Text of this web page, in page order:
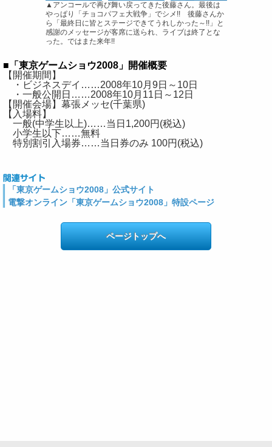
▲アンコールで再び舞い戻ってきた後藤さん。最後は
やっぱり「チョコパフェ大戦争」でシメ!! 後藤さんか
ら「最終日に皆とステージできてうれしかった～!!」と
感謝のメッセージが客席に送られ、ライブは終了とな
った。ではまた来年!!
■「東京ゲームショウ2008」開催概要
【開催期間】
・ビジネスデイ……2008年10月9日～10日
・一般公開日……2008年10月11日～12日
【開催会場】幕張メッセ(千葉県)
【入場料】
一般(中学生以上)……当日1,200円(税込)
小学生以下……無料
特別割引入場券……当日券のみ 100円(税込)
「東京ゲームショウ2008」公式サイト
電撃オンライン「東京ゲームショウ2008」特設ページ
ページトップへ